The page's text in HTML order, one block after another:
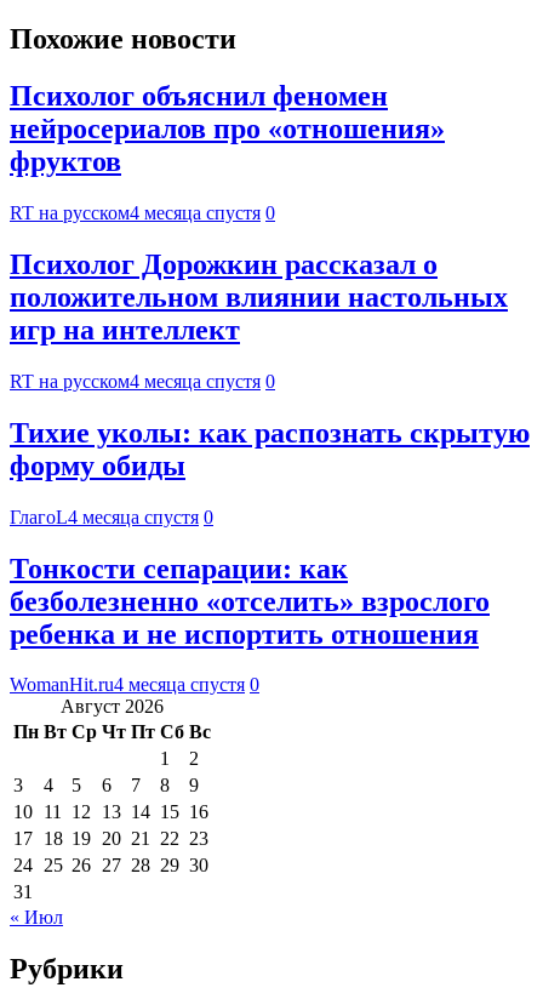
Похожие новости
Психолог объяснил феномен
нейросериалов про «отношения»
фруктов
RT на русском4 месяца спустя 0
Психолог Дорожкин рассказал о
положительном влиянии настольных
игр на интеллект
RT на русском4 месяца спустя 0
Тихие уколы: как распознать скрытую
форму обиды
ГлагоL4 месяца спустя 0
Тонкости сепарации: как
безболезненно «отселить» взрослого
ребенка и не испортить отношения
WomanHit.ru4 месяца спустя 0
Август 2026
Пн Вт Ср Чт Пт Сб Вс
1
2
3
4 5 6 7 8
9
10 11 12 13 14 15 16
17 18 19 20 21 22 23
24 25 26 27 28 29 30
31
« Июл
Рубрики